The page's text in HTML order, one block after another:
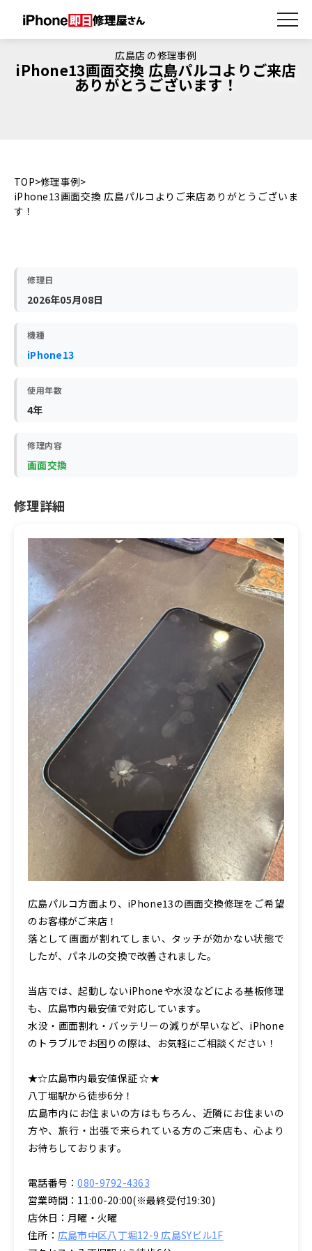
広島店 の修理事例
iPhone13画面交換 広島パルコよりご来店
ありがとうございます！
TOP 修理事例
iPhone13画面交換 広島パルコよりご来店ありがとうございま
す！
修理日
2026年05月08日
機種
iPhone13
使用年数
4年
修理内容
画面交換
修理詳細
広島パルコ方面より、iPhone13の画面交換修理をご希望
のお客様がご来店！
落として画面が割れてしまい、タッチが効かない状態で
したが、パネルの交換で改善されました。
当店では、起動しないiPhoneや水没などによる基板修理
も、広島市内最安値で対応しています。
水没・画面割れ・バッテリーの減りが早いなど、iPhone
のトラブルでお困りの際は、お気軽にご相談ください！
★☆広島市内最安値保証 ☆★
八丁堀駅から徒歩6分！
広島市内にお住まいの方はもちろん、近隣にお住まいの
方や、旅行・出張で来られている方のご来店も、心より
お待ちしております。
電話番号：080-9792-4363
営業時間：11:00-20:00(※最終受付19:30)
店休日：月曜・火曜
住所： 広島市中区八丁堀12-9 広島SYビル1F